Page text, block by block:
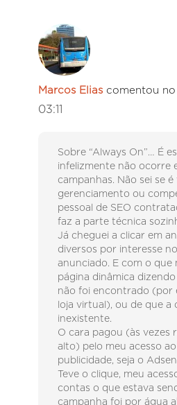
Marcos Elias comentou no
03:11
Sobre “Always On”… É
infelizmente não ocorre
campanhas. Não sei se
gerenciamento ou
pessoal de SEO
faz a parte técnica
Já cheguei a clicar em
diversos por interesse
anunciado. E com o que
página dinâmica
não foi encontrado (por
loja virtual), ou de que a
inexistente.
O cara pagou (às vezes
alto) pelo meu acesso
publicidade, seja o
Teve o clique, meu
contas o que estava
campanha foi por água